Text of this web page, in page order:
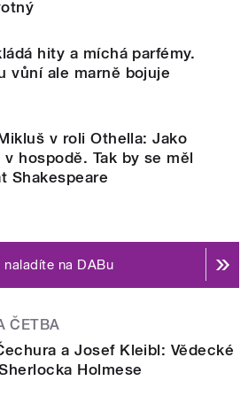
hity a míchá parfémy.
vůní ale marně bojuje
v roli Othella: Jako
hospodě. Tak by se měl
Shakespeare
naladíte na DABu
ČETBA
a Josef Kleibl: Vědecké
Holmese